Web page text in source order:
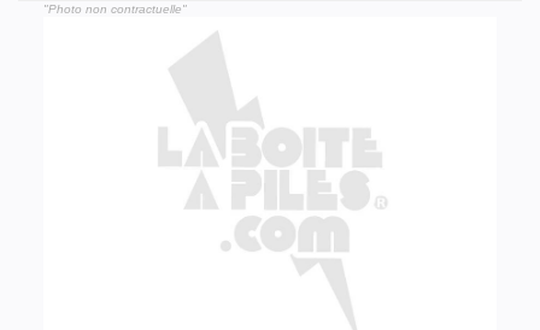
"Photo non contractuelle"